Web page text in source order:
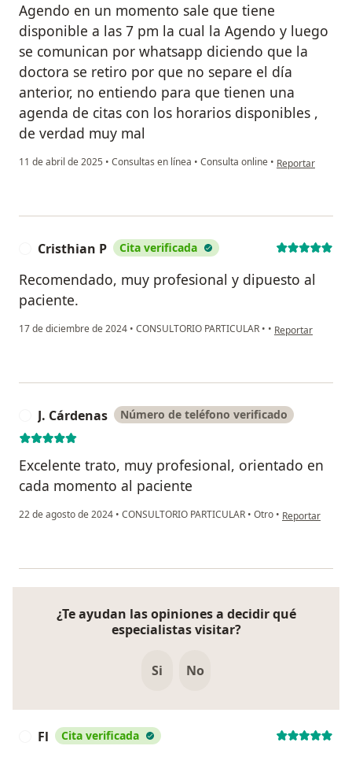
Agendo en un momento sale que tiene
disponible a las 7 pm la cual la Agendo y luego
se comunican por whatsapp diciendo que la
doctora se retiro por que no separe el día
anterior, no entiendo para que tienen una
agenda de citas con los horarios disponibles ,
de verdad muy mal
11 de abril de 2025 • Consultas en línea • Consulta online • en opinión del
Reportar
Cristhian P Cita verificada
Recomendado, muy profesional y dipuesto al
paciente.
17 de diciembre de 2024 • CONSULTORIO PARTICULAR • • en opinión del
Reportar
J. Cárdenas Número de teléfono verificado
Excelente trato, muy profesional, orientado en
cada momento al paciente
22 de agosto de 2024 • CONSULTORIO PARTICULAR • Otro • en opinión del
Reportar
¿Te ayudan las opiniones a decidir qué
especialistas visitar?
Si No
Fl Cita verificada